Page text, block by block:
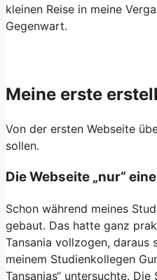
kleinen Reise in meine
Gegenwart.
Meine erste
Von der ersten Webseite
sollen.
Die Webseite „nur“
Schon während meines
gebaut. Das hatte ganz
Tansania vollzogen,
meinem Studienkollegen
Tansanias“ untersuchte.